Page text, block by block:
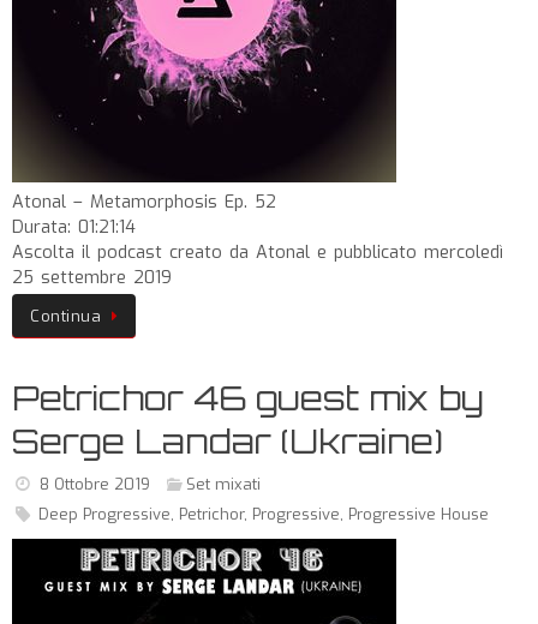
Atonal – Metamorphosis Ep. 52
Durata: 01:21:14
Ascolta il podcast creato da Atonal e pubblicato mercoledì
25 settembre 2019
Continua
Petrichor 46 guest mix by
Serge Landar (Ukraine)
8 Ottobre 2019
Set mixati
Deep Progressive, Petrichor, Progressive, Progressive House